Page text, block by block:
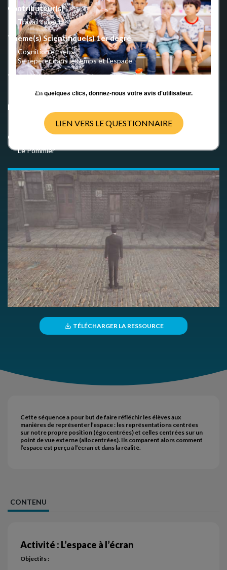
Contributeur(s)
Travail collectif
Thème(s) Scientifique(s) 1er degré
Cognition et sens
Se repérer dans le temps et l'espace
Thème(s) Scientifique(s) 2nd degré
Cognition et sens
Nombre d'activités
Crédits
Le Pommier
TÉLÉCHARGER LA RESSOURCE
Cette séquence a pour but de faire réfléchir les élèves aux
manières de représenter l’espace : les représentations centrées
sur notre propre position (égocentrées) et celles centrées sur un
point de vue externe (allocentrées). Ils comparent alors comment
l’espace est perçu à l’écran et dans la réalité.
CONTENU
Activité : L’espace à l’écran
Objectifs :
En quelques clics, donnez-nous votre avis d'utilisateur.
LIEN VERS LE QUESTIONNAIRE